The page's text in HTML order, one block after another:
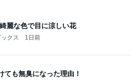
麗な色で目に涼しい花
クス 1日前
ても無臭になった理由！